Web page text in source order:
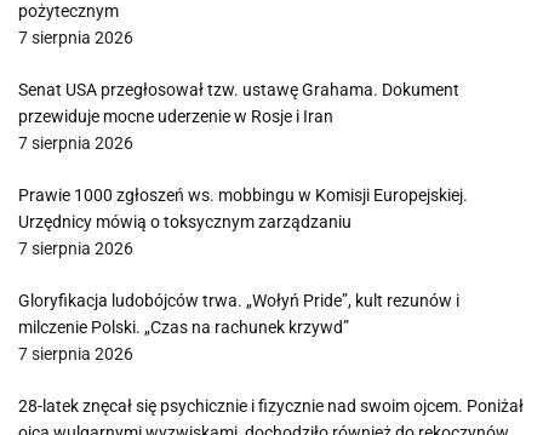
pożytecznym
7 sierpnia 2026
Senat USA przegłosował tzw. ustawę Grahama. Dokument
przewiduje mocne uderzenie w Rosje i Iran
7 sierpnia 2026
Prawie 1000 zgłoszeń ws. mobbingu w Komisji Europejskiej.
Urzędnicy mówią o toksycznym zarządzaniu
7 sierpnia 2026
Gloryfikacja ludobójców trwa. „Wołyń Pride”, kult rezunów i
milczenie Polski. „Czas na rachunek krzywd”
7 sierpnia 2026
28-latek znęcał się psychicznie i fizycznie nad swoim ojcem. Poniżał